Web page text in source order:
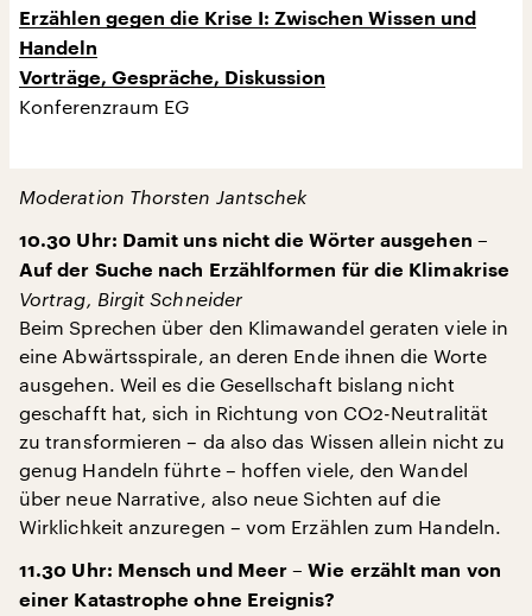
Erzählen gegen die Krise I: Zwischen Wissen und
Handeln
Vorträge, Gespräche, Diskussion
Konferenzraum EG
Moderation Thorsten Jantschek
10.30 Uhr: Damit uns nicht die Wörter ausgehen –
Auf der Suche nach Erzählformen für die Klimakrise
Vortrag, Birgit Schneider
Beim Sprechen über den Klimawandel geraten viele in
eine Abwärtsspirale, an deren Ende ihnen die Worte
ausgehen. Weil es die Gesellschaft bislang nicht
geschafft hat, sich in Richtung von CO2-Neutralität
zu transformieren – da also das Wissen allein nicht zu
genug Handeln führte – hoffen viele, den Wandel
über neue Narrative, also neue Sichten auf die
Wirklichkeit anzuregen – vom Erzählen zum Handeln.
11.30 Uhr: Mensch und Meer – Wie erzählt man von
einer Katastrophe ohne Ereignis?